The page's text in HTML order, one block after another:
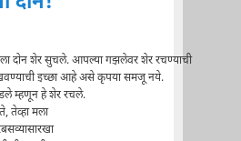
दोन शेर सुचले. आपल्या गझलेवर शेर रचण्याची
इच्छा आहे असे कृपया समजू नये.
म्हणून हे शेर रचले.
तेव्हा मला